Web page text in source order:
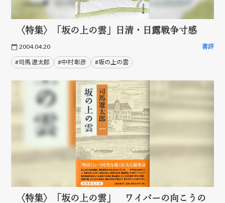
〈特集〉「坂の上の雲」日清・日露戦争寸感
2004.04.20 書評
#司馬 遼太郎 #中村 彰彦 #坂の上の雲
〈特集〉「坂の上の雲」 ワイパーの向こうの